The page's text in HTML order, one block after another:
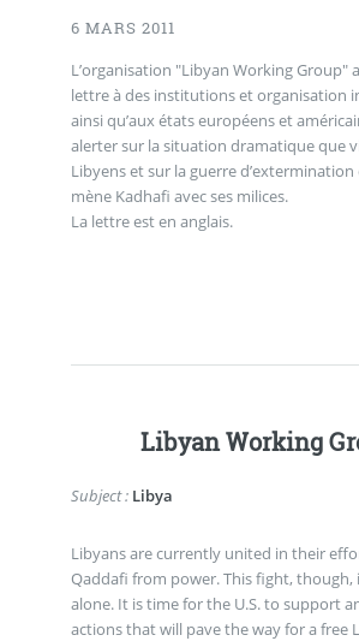
6 MARS 2011
L’organisation "Libyan Working Group"
lettre à des institutions et organisation
ainsi qu’aux états européens et
alerter sur la situation dramatique que
Libyens et sur la guerre
mène Kadhafi avec ses milices.
La lettre est en anglais.
Libyan Working
Subject : Libya
Libyans are currently united in their
Qaddafi from power. This fight, though,
alone. It is time for the U.S. to support
actions that will pave the way for a free